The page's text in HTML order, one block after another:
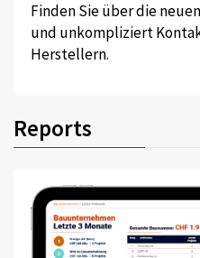
Finden Sie über die
und unkompliziert
Herstellern.
Reports